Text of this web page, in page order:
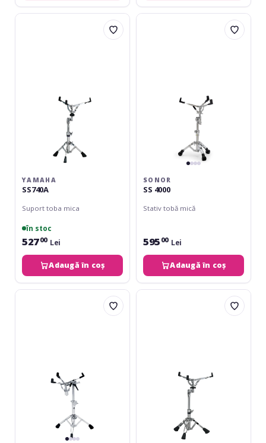
Yamaha
YAMAHA
SS740A
Suport toba mica
în stoc
52700 Lei
Adaugă în coș
Sonor
SONOR
SS 4000
Stativ tobă mică
595 00 Lei
Adaugă în coș
DW
Yamaha